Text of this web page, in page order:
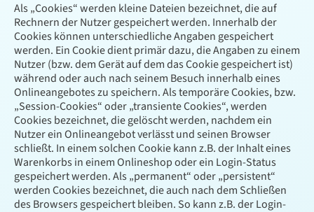
Als „Cookies“ werden kleine Dateien bezeichnet, die auf
Rechnern der Nutzer gespeichert werden. Innerhalb der
Cookies können unterschiedliche Angaben gespeichert
werden. Ein Cookie dient primär dazu, die Angaben zu einem
Nutzer (bzw. dem Gerät auf dem das Cookie gespeichert ist)
während oder auch nach seinem Besuch innerhalb eines
Onlineangebotes zu speichern. Als temporäre Cookies, bzw.
„Session-Cookies“ oder „transiente Cookies“, werden
Cookies bezeichnet, die gelöscht werden, nachdem ein
Nutzer ein Onlineangebot verlässt und seinen Browser
schließt. In einem solchen Cookie kann z.B. der Inhalt eines
Warenkorbs in einem Onlineshop oder ein Login-Status
gespeichert werden. Als „permanent“ oder „persistent“
werden Cookies bezeichnet, die auch nach dem Schließen
des Browsers gespeichert bleiben. So kann z.B. der Login-